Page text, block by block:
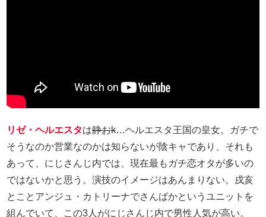
リゼ・ヘルエスタは静おk…ヘルエスタ王国の皇女。ガチで
そうなのか営業なのかは知らないが陰キャであり、それも
あって、にじさんじ内では、現在最もガチ恋オタが多いの
ではないかと思う。演技のイメージはあんまりない。戌亥
とことアンジュ・カトリーナでさんばかというユニットを
組んでいて、この3人がにじさんじ内で男性人気が高い。